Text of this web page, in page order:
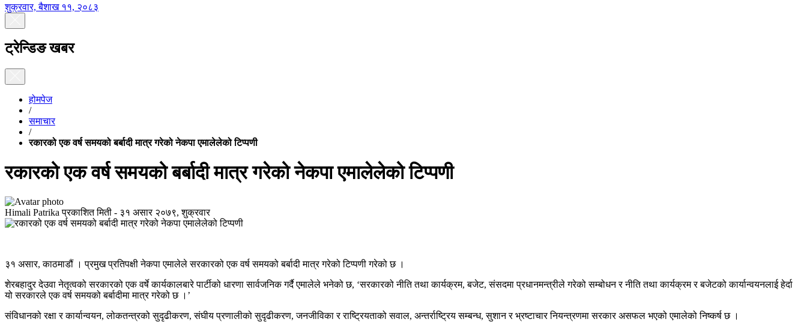
शुक्रवार, बैशाख ११, २०८३
ट्रेन्डिङ खबर
होमपेज
/
समाचार
/
रकारको एक वर्ष समयको बर्बादी मात्र गरेको नेकपा एमालेलेको टिप्पणी
रकारको एक वर्ष समयको बर्बादी मात्र गरेको नेकपा एमालेलेको टिप्पणी
Himali Patrika प्रकाशित मिती - ३१ असार २०७९, शुक्रवार
३१ असार, काठमाडौं । प्रमुख प्रतिपक्षी नेकपा एमालेले सरकारको एक वर्ष समयको बर्बादी मात्र गरेको टिप्पणी गरेको छ ।
शेरबहादुर देउवा नेतृत्वको सरकारको एक वर्षे कार्यकालबारे पार्टीको धारणा सार्वजनिक गर्दै एमालेले भनेको छ, ‘सरकारको नीति तथा कार्यक्रम, बजेट, संसदमा प्रधानमन्त्रीले गरेको सम्बोधन र नीति तथा कार्यक्रम र बजेटको कार्यान्वयनलाई हेर्दा
यो सरकारले एक वर्ष समयको बर्बादीमा मात्र गरेको छ ।’
संविधानको रक्षा र कार्यान्वयन, लोकतन्त्रको सुदृढीकरण, संघीय प्रणालीको सुदृढीकरण, जनजीविका र राष्ट्रियताको सवाल, अन्तर्राष्ट्रिय सम्बन्ध, सुशान र भ्रष्टाचार नियन्त्रणमा सरकार असफल भएको एमालेको निष्कर्ष छ ।